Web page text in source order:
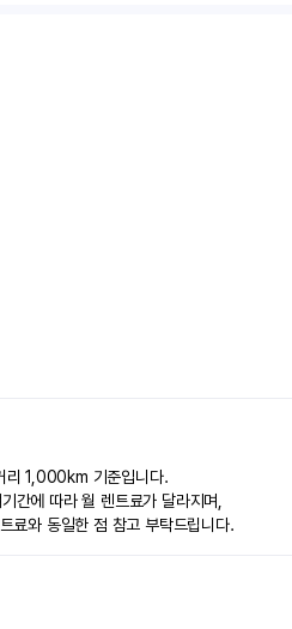
리 1,000km 기준입니다.
간에 따라 월 렌트료가 달라지며,
료와 동일한 점 참고 부탁드립니다.